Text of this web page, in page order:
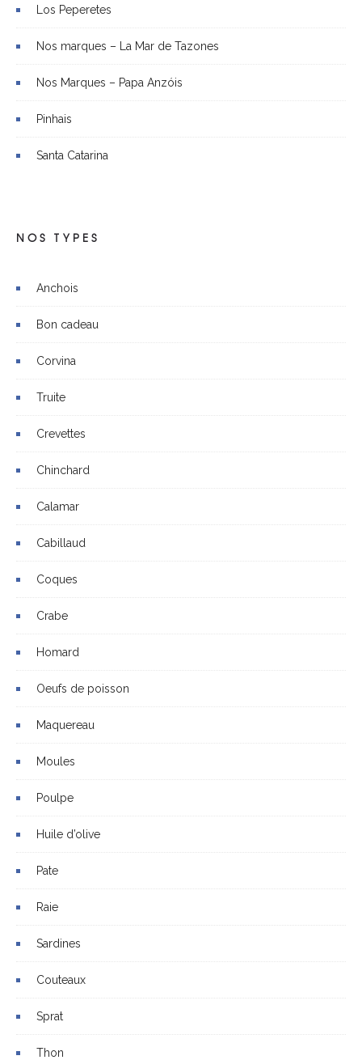
Los Peperetes
Nos marques – La Mar de Tazones
Nos Marques – Papa Anzóis
Pinhais
Santa Catarina
NOS TYPES
Anchois
Bon cadeau
Corvina
Truite
Crevettes
Chinchard
Calamar
Cabillaud
Coques
Crabe
Homard
Oeufs de poisson
Maquereau
Moules
Poulpe
Huile d’olive
Pate
Raie
Sardines
Couteaux
Sprat
Thon